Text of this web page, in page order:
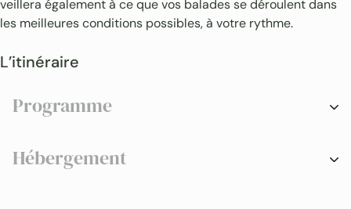
veillera également à ce que vos balades se déroulent dans
les meilleures conditions possibles, à votre rythme.
L’itinéraire
Programme
Hébergement